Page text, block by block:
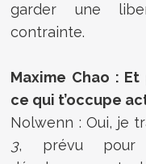
garder une
contrainte.
Maxime Chao :
ce qui t’occupe
Nolwenn : Oui, je
3, prévu pour